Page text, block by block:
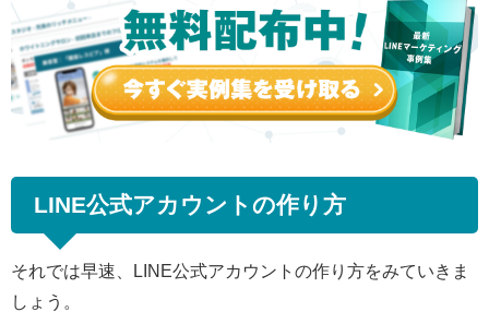
LINE公式アカウントの作り方
それでは早速、LINE公式アカウントの作り方をみていきま
しょう。